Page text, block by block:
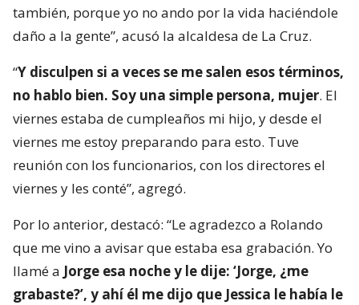
también, porque yo no ando por la vida haciéndole
daño a la gente”, acusó la alcaldesa de La Cruz.
“Y disculpen si a veces se me salen esos términos,
no hablo bien. Soy una simple persona, mujer. El
viernes estaba de cumpleaños mi hijo, y desde el
viernes me estoy preparando para esto. Tuve
reunión con los funcionarios, con los directores el
viernes y les conté”, agregó.
Por lo anterior, destacó: “Le agradezco a Rolando
que me vino a avisar que estaba esa grabación. Yo
llamé a Jorge esa noche y le dije: ‘Jorge, ¿me
grabaste?’, y ahí él me dijo que Jessica le había le